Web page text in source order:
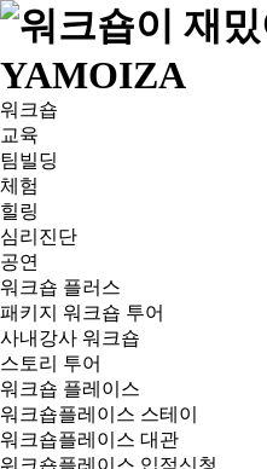
워크숍
교육
팀빌딩
체험
힐링
심리진단
공연
워크숍 플러스
패키지 워크숍 투어
사내강사 워크숍
스토리 투어
워크숍 플레이스
워크숍플레이스 스테이
워크숍플레이스 대관
워크숍플레이스 입점신청